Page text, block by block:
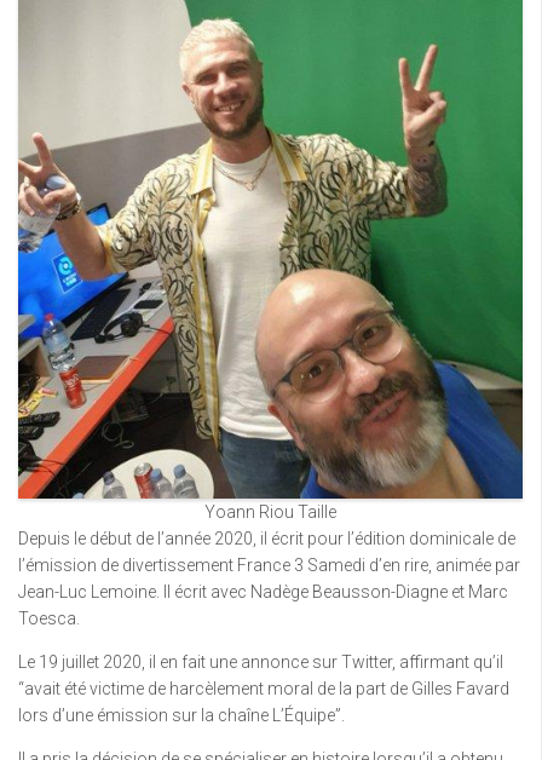
Yoann Riou Taille
Depuis le début de l’année 2020, il écrit pour l’édition dominicale de
l’émission de divertissement France 3 Samedi d’en rire, animée par
Jean-Luc Lemoine. Il écrit avec Nadège Beausson-Diagne et Marc
Toesca.
Le 19 juillet 2020, il en fait une annonce sur Twitter, affirmant qu’il
“avait été victime de harcèlement moral de la part de Gilles Favard
lors d’une émission sur la chaîne L’Équipe”.